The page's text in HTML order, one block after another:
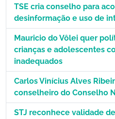
TSE cria conselho para
desinformação e uso de
Mauricio do Vôlei quer
crianças e adolescentes
inadequados
Carlos Vinícius Alves
conselheiro do Conselho
STJ reconhece validade